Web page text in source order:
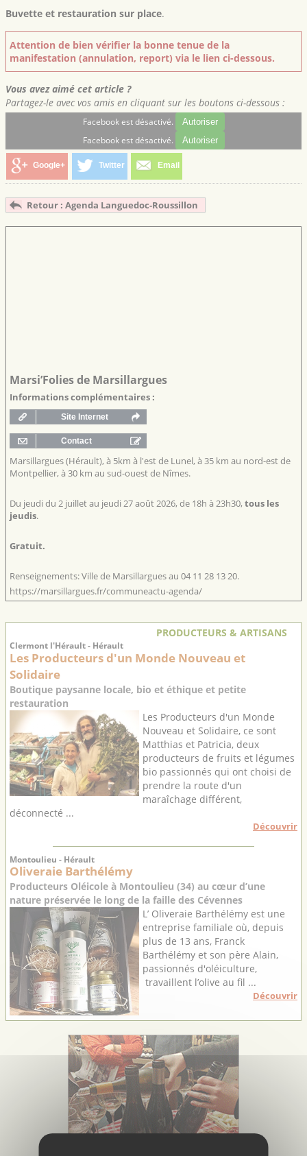
Buvette et restauration sur place.
Attention de bien vérifier la bonne tenue de la
manifestation (annulation, report) via le lien ci-dessous.
Vous avez aimé cet article ?
Partagez-le avec vos amis en cliquant sur les boutons ci-dessous :
Facebook est désactivé. Autoriser
Facebook est désactivé. Autoriser
Google+ Twitter Email
Retour : Agenda Languedoc-Roussillon
Marsi’Folies de Marsillargues
Informations complémentaires :
Marsillargues (Hérault), à 5km à l'est de Lunel, à 35 km au nord-est de
Montpellier, à 30 km au sud-ouest de Nîmes.
Du jeudi du 2 juillet au jeudi 27 août 2026, de 18h à 23h30, tous les
jeudis.
Gratuit.
Renseignements: Ville de Marsillargues au 04 11 28 13 20.
https://marsillargues.fr/communeactu-agenda/
PRODUCTEURS & ARTISANS
Clermont l'Hérault - Hérault
Les Producteurs d'un Monde Nouveau et
Solidaire
Boutique paysanne locale, bio et éthique et petite
restauration
Les Producteurs d'un Monde
Nouveau et Solidaire, ce sont
Matthias et Patricia, deux
producteurs de fruits et légumes
bio passionnés qui ont choisi de
prendre la route d'un
maraîchage différent,
déconnecté ...
Découvrir
Montoulieu - Hérault
Oliveraie Barthélémy
Producteurs Oléicole à Montoulieu (34) au cœur d’une
nature préservée le long de la faille des Cévennes
L’ Oliveraie Barthélémy est une
entreprise familiale où, depuis
plus de 13 ans, Franck
Barthélémy et son père Alain,
passionnés d'oléiculture,
travaillent l’olive au fil ...
Découvrir